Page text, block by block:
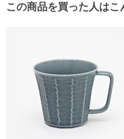
この商品を買った人は